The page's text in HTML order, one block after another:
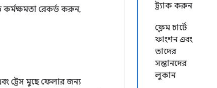
ট্র্যাক করুন
ফ্লেম চার্টে
ফাংশন এবং
তাদের
সন্তানদের
লুকান
রেকর্ড করুন,
ট্রেস মুছে ফেলার জন্য